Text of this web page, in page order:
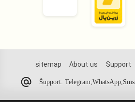
Support
About us
sitemap
ُSupport: Telegram,WhatsApp,Sms